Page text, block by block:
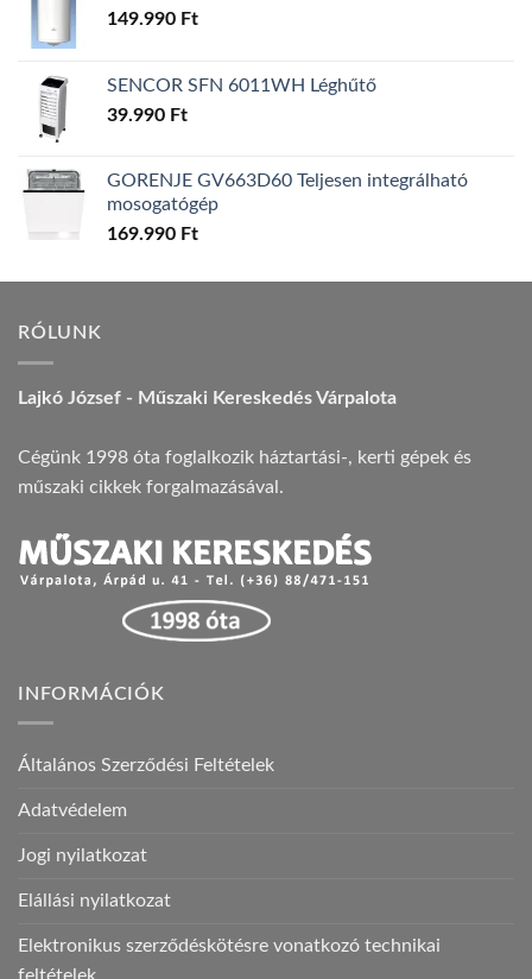
149.990 Ft
SENCOR SFN 6011WH Léghűtő
39.990 Ft
GORENJE GV663D60 Teljesen integrálható
mosogatógép
169.990 Ft
RÓLUNK
Lajkó József - Műszaki Kereskedés Várpalota
Cégünk 1998 óta foglalkozik háztartási-, kerti gépek és
műszaki cikkek forgalmazásával.
INFORMÁCIÓK
Általános Szerződési Feltételek
Adatvédelem
Jogi nyilatkozat
Elállási nyilatkozat
Elektronikus szerződéskötésre vonatkozó technikai